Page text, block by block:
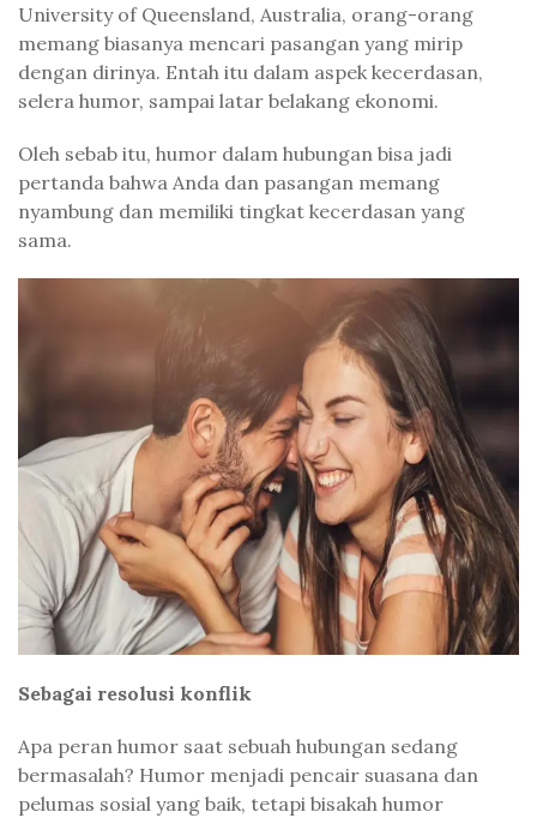
University of Queensland, Australia, orang-orang
memang biasanya mencari pasangan yang mirip
dengan dirinya. Entah itu dalam aspek kecerdasan,
selera humor, sampai latar belakang ekonomi.
Oleh sebab itu, humor dalam hubungan bisa jadi
pertanda bahwa Anda dan pasangan memang
nyambung dan memiliki tingkat kecerdasan yang
sama.
Sebagai resolusi konflik
Apa peran humor saat sebuah hubungan sedang
bermasalah? Humor menjadi pencair suasana dan
pelumas sosial yang baik, tetapi bisakah humor